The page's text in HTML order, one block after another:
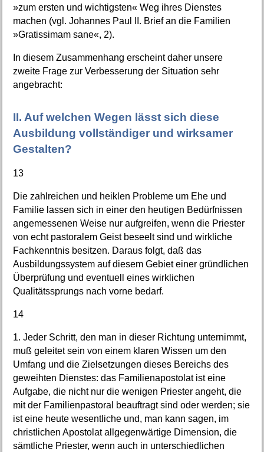
»zum ersten und wichtigsten« Weg ihres Dienstes
machen (vgl. Johannes Paul II. Brief an die Familien
»Gratissimam sane«, 2).
In diesem Zusammenhang erscheint daher unsere
zweite Frage zur Verbesserung der Situation sehr
angebracht:
II. Auf welchen Wegen lässt sich diese
Ausbildung vollständiger und wirksamer
Gestalten?
13
Die zahlreichen und heiklen Probleme um Ehe und
Familie lassen sich in einer den heutigen Bedürfnissen
angemessenen Weise nur aufgreifen, wenn die Priester
von echt pastoralem Geist beseelt sind und wirkliche
Fachkenntnis besitzen. Daraus folgt, daß das
Ausbildungssystem auf diesem Gebiet einer gründlichen
Überprüfung und eventuell eines wirklichen
Qualitätssprungs nach vorne bedarf.
14
1. Jeder Schritt, den man in dieser Richtung unternimmt,
muß geleitet sein von einem klaren Wissen um den
Umfang und die Zielsetzungen dieses Bereichs des
geweihten Dienstes: das Familienapostolat ist eine
Aufgabe, die nicht nur die wenigen Priester angeht, die
mit der Familienpastoral beauftragt sind oder werden; sie
ist eine heute wesentliche und, man kann sagen, im
christlichen Apostolat allgegenwärtige Dimension, die
sämtliche Priester, wenn auch in unterschiedlichen